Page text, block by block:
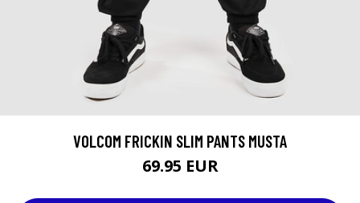
VOLCOM FRICKIN SLIM PANTS MUSTA
69.95 EUR